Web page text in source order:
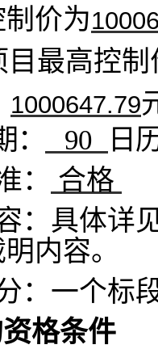
价为
最高控制
1000647.79
90
日
：
合格
：具体详
内容。
：一个标
格条件